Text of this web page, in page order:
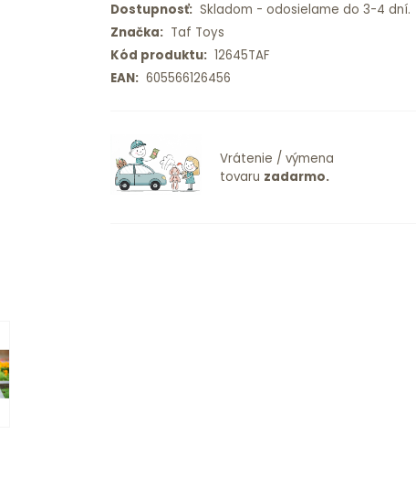
Dostupnosť:Skladom - odosielame do 3-4 dní.
Značka:Taf Toys
Kód produktu:12645TAF
EAN:605566126456
Vrátenie / výmena
tovaru zadarmo.